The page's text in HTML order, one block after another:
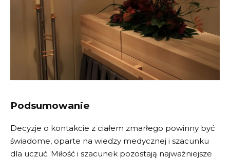
Podsumowanie
Decyzje o kontakcie z ciałem zmarłego powinny być
świadome, oparte na wiedzy medycznej i szacunku
dla uczuć. Miłość i szacunek pozostają najważniejsze